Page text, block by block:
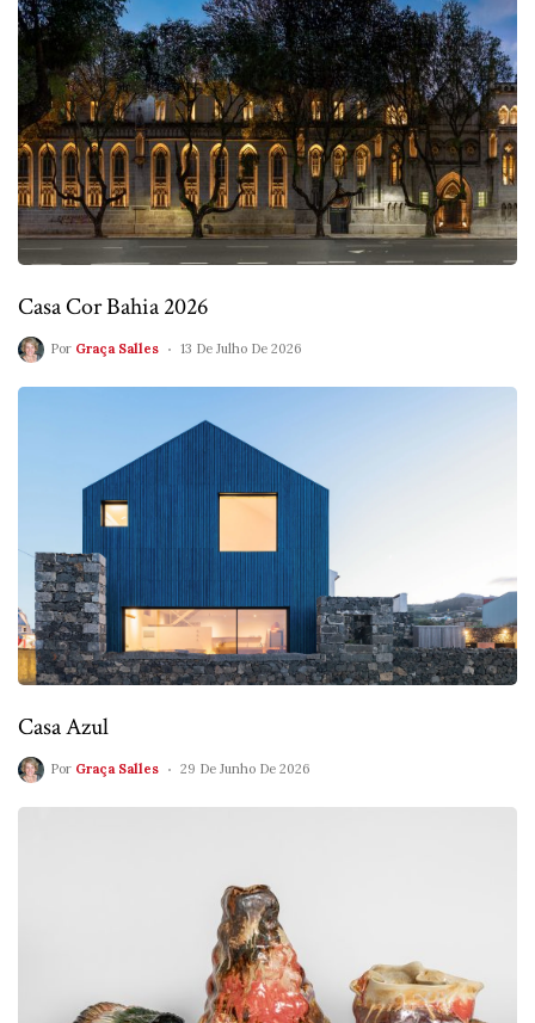
Casa Cor Bahia 2026
Por Graça Salles 13 De Julho De 2026
Casa Azul
Por Graça Salles 29 De Junho De 2026